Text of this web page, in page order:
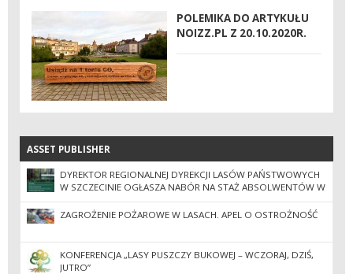
POLEMIKA DO ARTYKUŁU
NOIZZ.PL Z 20.10.2020R.
ASSET PUBLISHER
ASSET PUBLISHER
DYREKTOR REGIONALNEJ DYREKCJI LASÓW PAŃSTWOWYCH
W SZCZECINIE OGŁASZA NABÓR NA STAŻ ABSOLWENTÓW W
NADZOROWANYCH JEDNOSTKACH
ZAGROŻENIE POŻAROWE W LASACH. APEL O OSTROŻNOŚĆ
KONFERENCJA „LASY PUSZCZY BUKOWEJ – WCZORAJ, DZIŚ,
JUTRO”